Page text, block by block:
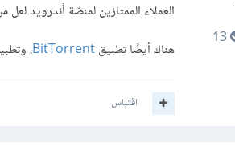
13
العملاء الممتازين لمنصّة أندرويد
هناك أيضًا تطبيقBitTorrent،
اقتباس